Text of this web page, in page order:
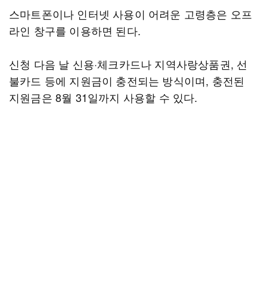
스마트폰이나 인터넷 사용이 어려운 고령층은 오프
라인 창구를 이용하면 된다.
신청 다음 날 신용·체크카드나 지역사랑상품권, 선
불카드 등에 지원금이 충전되는 방식이며, 충전된
지원금은 8월 31일까지 사용할 수 있다.